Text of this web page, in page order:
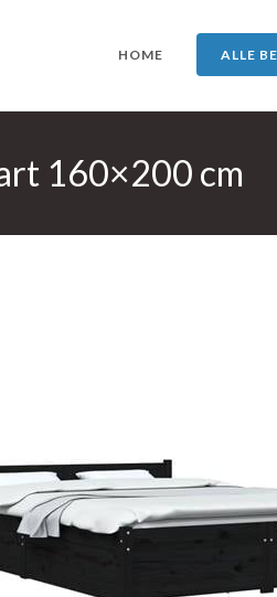
HOME ALLE
160×200 cm